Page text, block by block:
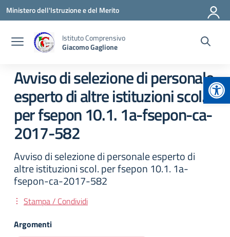
Vai ai contenuti
Vai al menu di navigazione
Vai al footer
Ministero dell'Istruzione e del Merito
Istituto Comprensivo
Giacomo Gaglione
Avviso di selezione di personale
esperto di altre istituzioni scol.
per fsepon 10.1. 1a-fsepon-ca-
2017-582
Avviso di selezione di personale esperto di
altre istituzioni scol. per fsepon 10.1. 1a-
fsepon-ca-2017-582
Stampa / Condividi
Argomenti